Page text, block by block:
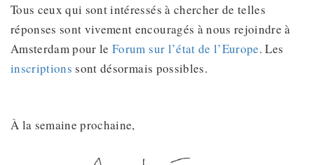
Tous ceux qui sont intéressés à chercher de telles
réponses sont vivement encouragés à nous rejoindre à
Amsterdam pour leForum sur l’état de l’Europe. Les
inscriptions sont désormais possibles.
À la semaine prochaine,